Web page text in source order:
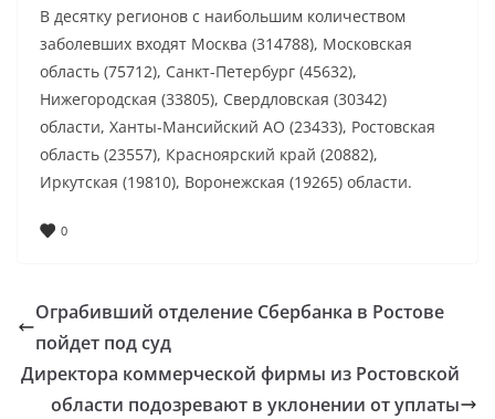
В десятку регионов с наибольшим количеством
заболевших входят Москва (314788), Московская
область (75712), Санкт-Петербург (45632),
Нижегородская (33805), Свердловская (30342)
области, Ханты-Мансийский АО (23433), Ростовская
область (23557), Красноярский край (20882),
Иркутская (19810), Воронежская (19265) области.
0
Ограбивший отделение Сбербанка в Ростове
пойдет под суд
Директора коммерческой фирмы из Ростовской
области подозревают в уклонении от уплаты